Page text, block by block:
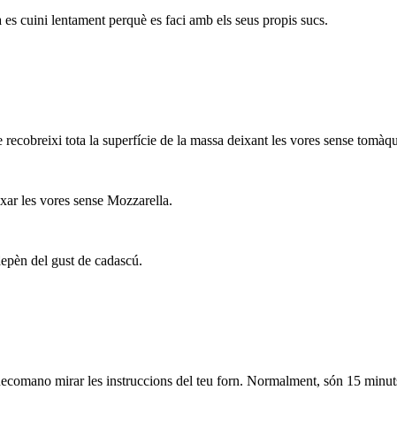
cuini lentament perquè es faci amb els seus propis sucs.
tota la superfície de la massa deixant les vores sense
les vores sense Mozzarella.
del gust de cadascú.
mirar les instruccions del teu forn. Normalment, són 15